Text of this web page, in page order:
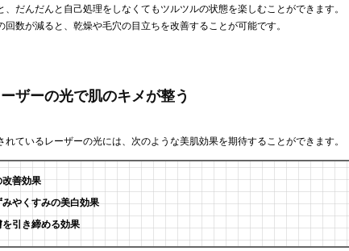
、だんだんと自己処理をしなくてもツルツルの状態を楽しむことができます。
回数が減ると、乾燥や毛穴の目立ちを改善することが可能です。
ザーの光で肌のキメが整う
れているレーザーの光には、次のような美肌効果を期待することができます。
善効果
やくすみの美白効果
引き締める効果